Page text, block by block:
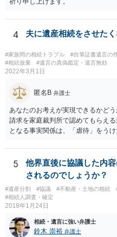
4 夫に遺産相続をさせたく
#家族間の相続トラブル #自筆証書遺言の
#相続放棄
#遺言の真偽鑑定・遺言無効
2022年3月1日
匿名B 弁護士
あなたのお考えが実現できるかど
請求を家庭裁判所で認めてもらえ
となる事実関係は、「虐待」をう
「廃除」は遺言でも可能です（民
情を話して相談して、「廃除」が
とをお勧めします。
5
他界直後に協議した内
されるのでしょうか？
#遺産分割 #協議 #不動産・土地の相続
#相続人調査・確定
2018年1月24日
相続・遺言に強い弁護士
鈴木 崇裕 弁護士